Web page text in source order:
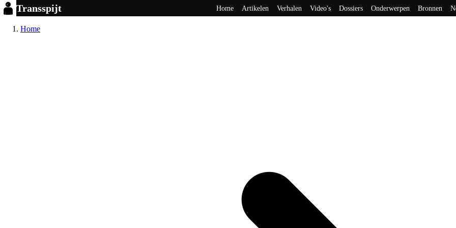
Transspijt Home Artikelen Verhalen Video's Dossiers Onderwerpen Bronnen
Home